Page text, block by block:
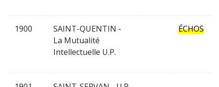
1900
SAINT-QUENTIN -
La Mutualité
Intellectuelle U.P.
ÉCHOS